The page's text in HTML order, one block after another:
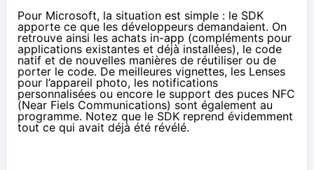
Pour Microsoft, la situation est simple : le SDK
apporte ce que les développeurs demandaient. On
retrouve ainsi les achats in-app (compléments pour
applications existantes et déjà installées), le code
natif et de nouvelles manières de réutiliser ou de
porter le code. De meilleures vignettes, les Lenses
pour l’appareil photo, les notifications
personnalisées ou encore le support des puces NFC
(Near Fiels Communications) sont également au
programme. Notez que le SDK reprend évidemment
tout ce qui avait déjà été révélé.